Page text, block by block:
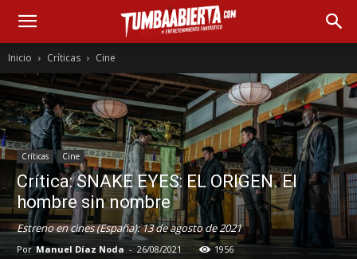
Inicio Críticas Cine
Críticas Cine
Crítica: SNAKE EYES: EL ORIGEN. El
hombre sin nombre
Estreno en cines (España): 13 de agosto de 2021
Por Manuel Díaz Noda - 26/08/2021 1956